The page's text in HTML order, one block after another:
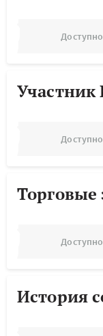
Торговые
История